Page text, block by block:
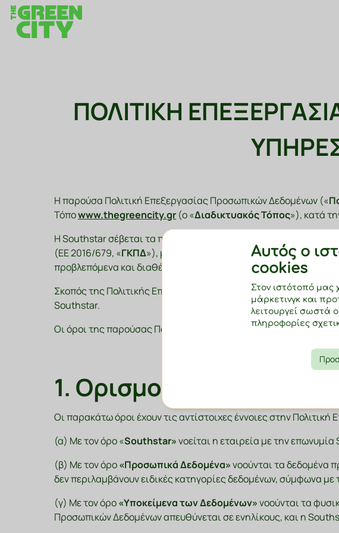
ΠΟΛΙΤΙΚΗ
Η παρούσα Πολιτική Επεξεργασίας Προσωπικών Δεδομένων («
Τόποwww.thegreencity.gr (ο «Διαδικτυακός Τόπος»), κατά
Η Southstar σέβεται τα προσωπικά δεδομένα σας («
(ΕΕ 2016/679, «ΓΚΠΔ»), με τον ν.4624/2019, καθώς και με όλες
προβλεπόμενα και διαθέσιμα τεχνικά και οργανωτικά μέτρα
Σκοπός της Πολιτικής Επεξεργασίας Προσωπικών Δεδομένων
Southstar.
Οι όροι της παρούσας Πολιτικής Επεξεργασίας Προσωπικών
1. Ορισμοί
Οι παρακάτω όροι έχουν τις αντίστοιχες έννοιες στην
(α) Με τον όρο «Southstar»νοείται η εταιρεία με την
(β) Με τον όρο«Προσωπικά Δεδομένα»νοούνται τα δεδομένα
δεν περιλαμβάνουν ειδικές κατηγορίες δεδομένων, σύμφωνα
(γ) Με τον όρο«Υποκείμενα των Δεδομένων»νοούνται τα
Προσωπικών Δεδομένων απευθύνεται σε ενηλίκους, και η
Αυτός ο
cookies
Στον ιστότοπό μας
μάρκετινγκ και
λειτουργεί σωστά
πληροφορίες